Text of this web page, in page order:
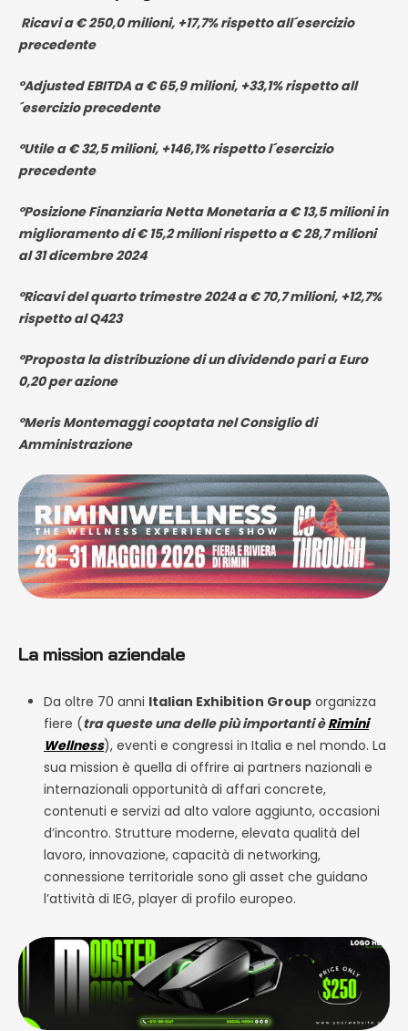
Ricavi a € 250,0 milioni, +17,7% rispetto all´esercizio
precedente
°Adjusted EBITDA a € 65,9 milioni, +33,1% rispetto all
´esercizio precedente
°Utile a € 32,5 milioni, +146,1% rispetto l´esercizio
precedente
°Posizione Finanziaria Netta Monetaria a € 13,5 milioni in
miglioramento di € 15,2 milioni rispetto a € 28,7 milioni
al 31 dicembre 2024
°Ricavi del quarto trimestre 2024 a € 70,7 milioni, +12,7%
rispetto al Q423
°Proposta la distribuzione di un dividendo pari a Euro
0,20 per azione
°Meris Montemaggi cooptata nel Consiglio di
Amministrazione
La mission aziendale
Da oltre 70 anni Italian Exhibition Group organizza
fiere (tra queste una delle più importanti èRimini
Wellness), eventi e congressi in Italia e nel mondo. La
sua mission è quella di offrire ai partners nazionali e
internazionali opportunità di affari concrete,
contenuti e servizi ad alto valore aggiunto, occasioni
d’incontro. Strutture moderne, elevata qualità del
lavoro, innovazione, capacità di networking,
connessione territoriale sono gli asset che guidano
l’attività di IEG, player di profilo europeo.